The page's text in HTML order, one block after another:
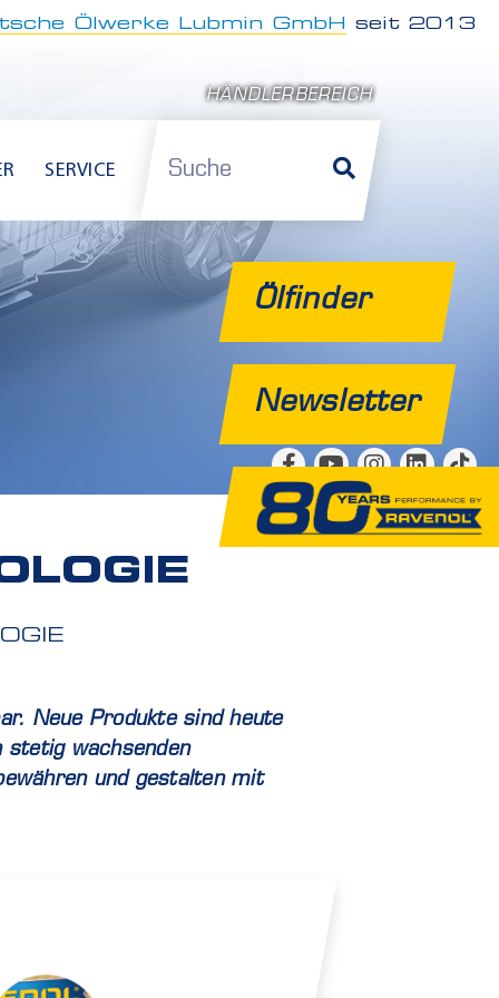
Ölwerke Lubmin GmbH seit 2013
HÄNDLERBEREICH
SERVICE Suche
Ölfinder
Newsletter
Neue Produkte sind heute
wachsenden
und gestalten mit